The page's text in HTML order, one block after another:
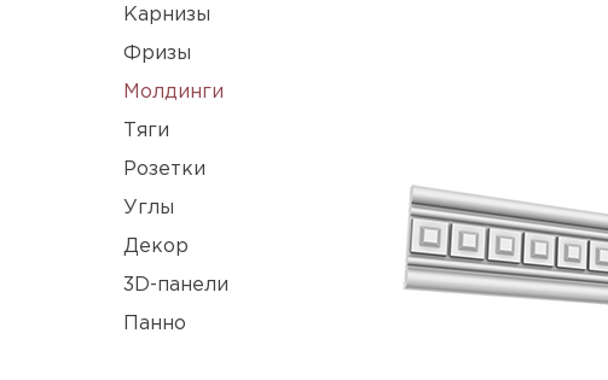
Карнизы
Фризы
Молдинги
Тяги
Розетки
Углы
Декор
3D-панели
Панно